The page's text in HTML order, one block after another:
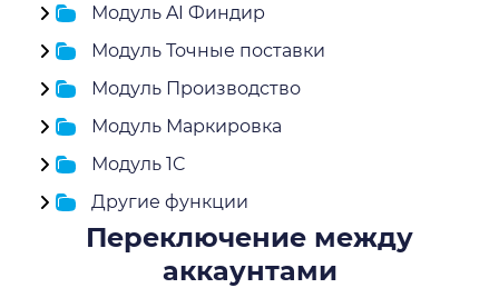
Модуль AI Финдир
Модуль Точные поставки
Модуль Производство
Модуль Маркировка
Модуль 1C
Другие функции
Переключение между
аккаунтами